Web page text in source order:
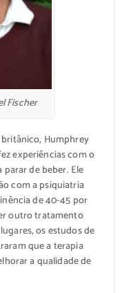
Fischer
Humphrey
experiências com o
parar de beber. Ele
com a psiquiatria
de 40-45 por
outro tratamento
os estudos de
que a terapia
a qualidade de